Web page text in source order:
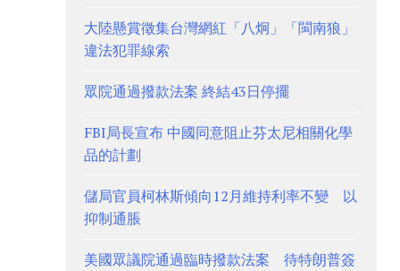
大陸懸賞徵集台灣網紅「八炯」「閩南狼」
違法犯罪線索
眾院通過撥款法案 終結43日停擺
FBI局長宣布 中國同意阻止芬太尼相關化學
品的計劃
儲局官員柯林斯傾向12月維持利率不變 以
抑制通脹
美國眾議院通過臨時撥款法案 待特朗普簽